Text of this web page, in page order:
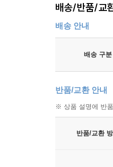
배송/반품/교
배송 안내
배송 구분
반품/교환 안내
※ 상품 설명에 반
반품/교환